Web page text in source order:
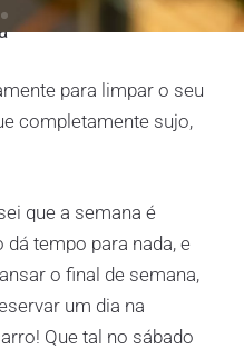
para limpar o seu
completamente sujo,
que a semana é
tempo para nada, e
o final de semana,
um dia na
Que tal no sábado